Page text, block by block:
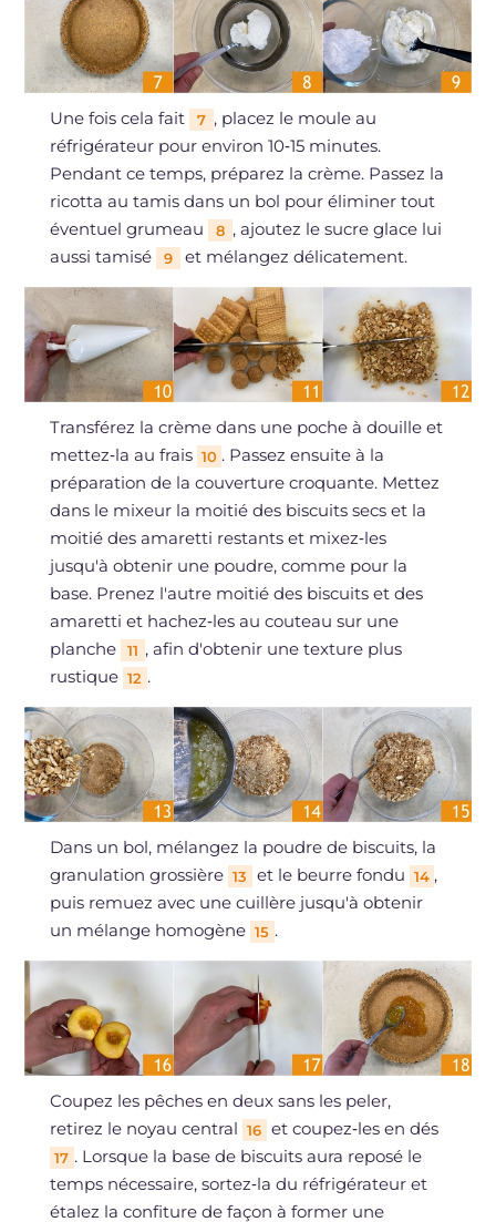
Une fois cela fait 7 , placez le moule au
réfrigérateur pour environ 10‑15 minutes.
Pendant ce temps, préparez la crème. Passez la
ricotta au tamis dans un bol pour éliminer tout
éventuel grumeau
8 , ajoutez le sucre glace lui
aussi tamisé
9 et mélangez délicatement.
Transférez la crème dans une poche à douille et
mettez‑la au frais 10 . Passez ensuite à la
préparation de la couverture croquante. Mettez
dans le mixeur la moitié des biscuits secs et la
moitié des amaretti restants et mixez‑les
jusqu'à obtenir une poudre, comme pour la
base. Prenez l'autre moitié des biscuits et des
amaretti et hachez‑les au couteau sur une
planche
11 , afin d'obtenir une texture plus
rustique 12 .
Dans un bol, mélangez la poudre de biscuits, la
granulation grossière 13 et le beurre fondu 14 ,
puis remuez avec une cuillère jusqu'à obtenir
un mélange homogène 15 .
Coupez les pêches en deux sans les peler,
retirez le noyau central 16 et coupez‑les en dés
17 . Lorsque la base de biscuits aura reposé le
temps nécessaire, sortez‑la du réfrigérateur et
étalez la confiture de façon à former une